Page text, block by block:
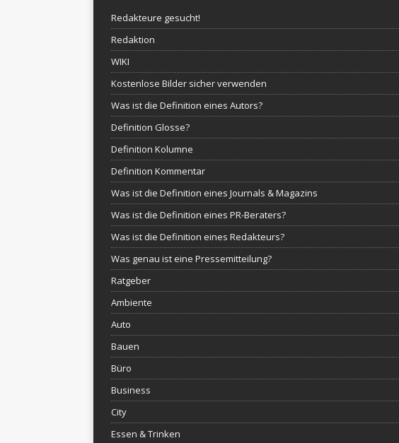
Redakteure gesucht!
Redaktion
WIKI
Kostenlose Bilder sicher verwenden
Was ist die Definition eines Autors?
Definition Glosse?
Definition Kolumne
Definition Kommentar
Was ist die Definition eines Journals & Magazins
Was ist die Definition eines PR-Beraters?
Was ist die Definition eines Redakteurs?
Was genau ist eine Pressemitteilung?
Ratgeber
Ambiente
Auto
Bauen
Büro
Business
City
Essen & Trinken